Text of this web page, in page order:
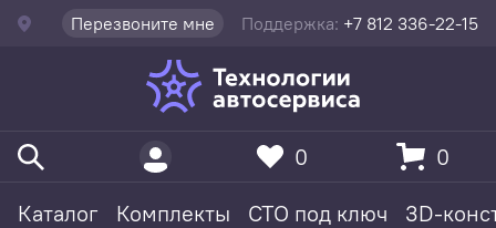
Перезвоните мне Поддержка: +7 812 336-22-15
Каталог Комплекты СТО под ключ 3D-
0 0